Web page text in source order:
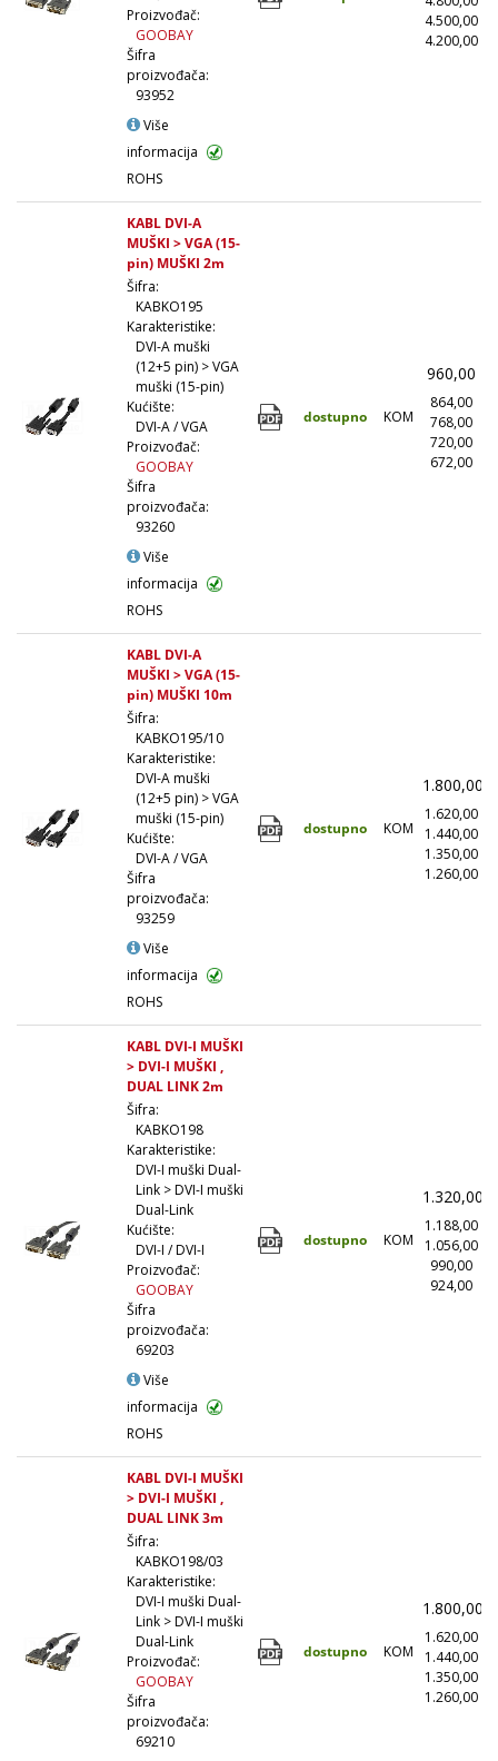
Proizvođač:
GOOBAY
Šifra
proizvođača:
93952
Više
informacija
ROHS
4.500,00
4.200,00
KABL DVI-A
MUŠKI > VGA (15-
pin) MUŠKI 2m
Šifra:
KABKO195
Karakteristike:
DVI-A muški
(12+5 pin) > VGA
muški (15-pin)
Kućište:
DVI-A / VGA
Proizvođač:
GOOBAY
Šifra
proizvođača:
93260
Više
informacija
ROHS
dostupno KOM
960,00
864,00
768,00
720,00
672,00
KABL DVI-A
MUŠKI > VGA (15-
pin) MUŠKI 10m
Šifra:
KABKO195/10
Karakteristike:
DVI-A muški
(12+5 pin) > VGA
muški (15-pin)
Kućište:
DVI-A / VGA
Šifra
proizvođača:
93259
Više
informacija
ROHS
dostupno KOM
1.800,00
1.620,00
1.440,00
1.350,00
1.260,00
KABL DVI-I MUŠKI
> DVI-I MUŠKI ,
DUAL LINK 2m
Šifra:
KABKO198
Karakteristike:
DVI-I muški Dual-
Link > DVI-I muški
Dual-Link
Kućište:
DVI-I / DVI-I
Proizvođač:
GOOBAY
Šifra
proizvođača:
69203
Više
informacija
ROHS
dostupno KOM
1.320,00
1.188,00
1.056,00
990,00
924,00
KABL DVI-I MUŠKI
> DVI-I MUŠKI ,
DUAL LINK 3m
Šifra:
KABKO198/03
Karakteristike:
DVI-I muški Dual-
Link > DVI-I muški
Dual-Link
Proizvođač:
GOOBAY
Šifra
proizvođača:
69210
dostupno KOM
1.800,00
1.620,00
1.440,00
1.350,00
1.260,00